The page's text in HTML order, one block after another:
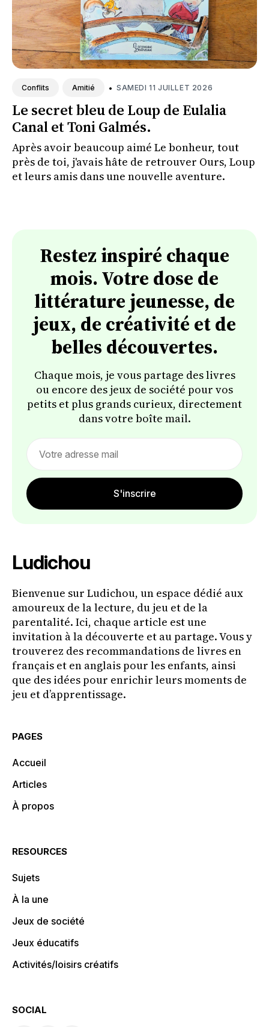
Conflits Amitié • SAMEDI 11 JUILLET 2026
Le secret bleu de Loup de Eulalia
Canal et Toni Galmés.
Après avoir beaucoup aimé Le bonheur, tout
près de toi, j'avais hâte de retrouver Ours, Loup
et leurs amis dans une nouvelle aventure.
Restez inspiré chaque
mois. Votre dose de
littérature jeunesse, de
jeux, de créativité et de
belles découvertes.
Chaque mois, je vous partage des livres
ou encore des jeux de société pour vos
petits et plus grands curieux, directement
dans votre boîte mail.
S'inscrire
Ludichou
Bienvenue sur Ludichou, un espace dédié aux
amoureux de la lecture, du jeu et de la
parentalité. Ici, chaque article est une
invitation à la découverte et au partage. Vous y
trouverez des recommandations de livres en
français et en anglais pour les enfants, ainsi
que des idées pour enrichir leurs moments de
jeu et d’apprentissage.
PAGES
Accueil
Articles
À propos
RESOURCES
Sujets
À la une
Jeux de société
Jeux éducatifs
Activités/loisirs créatifs
SOCIAL